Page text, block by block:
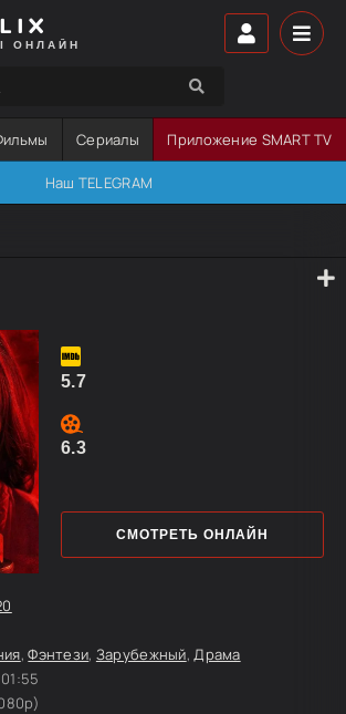
ОНЛАЙН
Сериалы Приложение SMART TV
Наш TELEGRAM
,Фэнтези, Зарубежный,Драма
СМОТРЕТЬ ОНЛАЙН
5.7
6.3